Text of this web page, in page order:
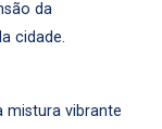
da
cidade.
mistura vibrante